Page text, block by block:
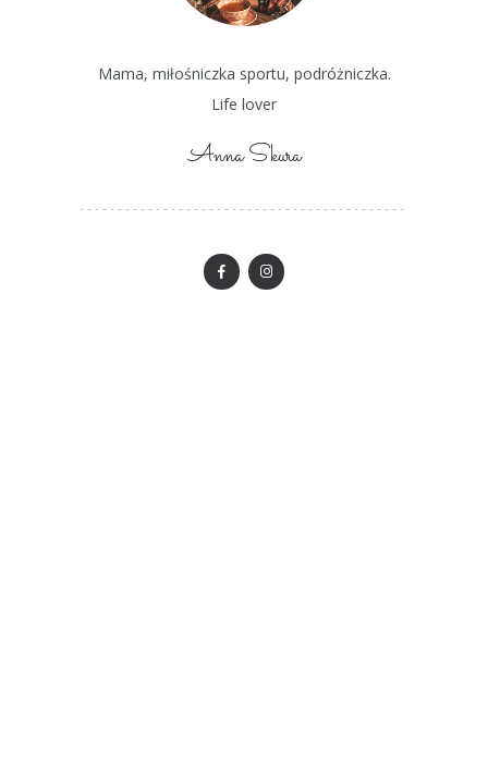
Mama, miłośniczka sportu, podróżniczka.
Life lover
Anna Skura